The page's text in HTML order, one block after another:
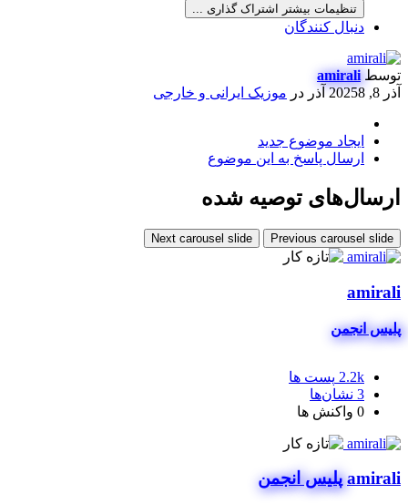
تنظیمات بیشتر اشتراک گذاری ...
دنبال کنندگان
توسطamirali
آذر 8, 2025
8 آذر در موزیک ایرانی و خارجی
ایجاد موضوع جدید
ارسال پاسخ به این موضوع
ارسال‌های توصیه شده
Previous carousel slide
Next carousel slide
amirali
پلیس انجمن
2.2k پست ها
3 نشان‌ها
0 واکنش ها
amirali پلیس انجمن